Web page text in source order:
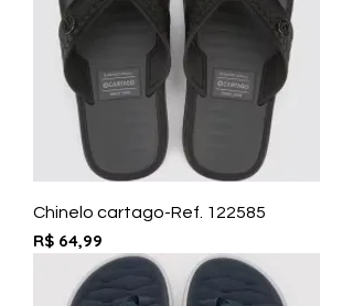
Chinelo cartago-Ref. 122585
Preço
R$ 64,99